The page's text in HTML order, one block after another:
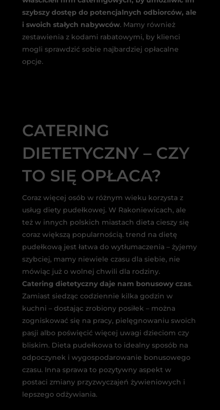
szybszy dostęp do potencjalnych odbiorców, ale
i swoich stałych nabywców. Mamy również
zestawienia z kodami rabatowymi, by klienci
mogli sprawdzić sobie najbardziej opłacalne
opcje.
CATERING
DIETETYCZNY – CZY
TO SIĘ OPŁACA?
Coraz więcej osób w różnym wieku korzysta z
usług diety pudełkowej. W Rakoniewicach, ale
też w innych polskich miastach dieta cieszy się
coraz większą popularnością. trend na dietę
pudełkową jest łatwa do wytłumaczenia – żyjemy
szybciej, mamy niewiele czasu dla siebie, nie
mówiąc już o wolnej chwili dla rodziny.
Catering dietetyczny daje nam bonusowy czas.
Zamiast siedząc codziennie kilka godzin w
kuchni – dostając zrobiony posiłek – można
zogniskować się na pracy, pielęgnowaniu swoich
pasji albo poświęcić więcej uwagi dzieciom czy
bliskim. Dieta pudełkowa to idealny sposób na
odpoczynek i wygospodarowanie bonusowego
czasu. Inna sprawa to pozytywny aspekt w
postaci zmiany przyzwyczajeń żywieniowych i
lepszego odżywiania.